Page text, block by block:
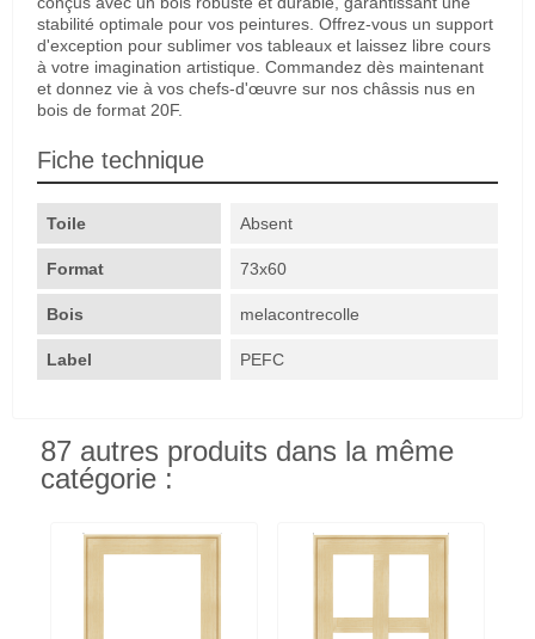
stabilité optimale pour vos peintures. Offrez-vous un support
d'exception pour sublimer vos tableaux et laissez libre cours
à votre imagination artistique. Commandez dès maintenant
et donnez vie à vos chefs-d'œuvre sur nos châssis nus en
bois de format 20F.
Fiche technique
Toile Absent
Format 73x60
Bois melacontrecolle
Label PEFC
87 autres produits dans la même
catégorie :